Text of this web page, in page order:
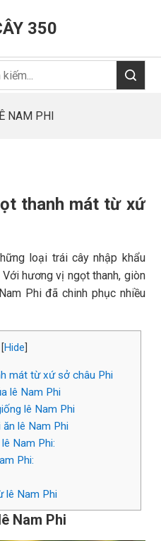
350
NAM PHI
thanh mát từ xứ
loại trái cây nhập khẩu
hương vị ngọt thanh, giòn
Phi đã chinh phục nhiều
[Hide
mát từ xứ sở châu Phi
lê Nam Phi
lê Nam Phi
lê Nam Phi
Nam Phi:
Phi:
lê Nam Phi
Nam Phi